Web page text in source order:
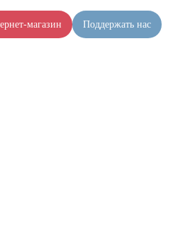
магазин Поддержать нас